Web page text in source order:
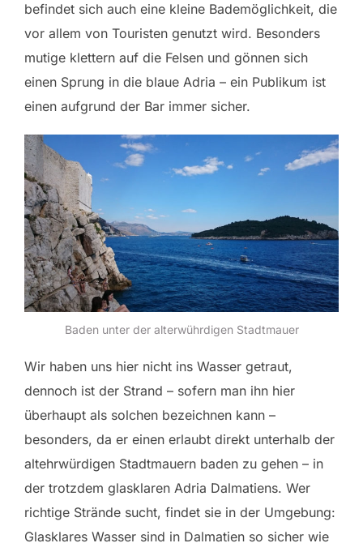
befindet sich auch eine kleine Bademöglichkeit, die
vor allem von Touristen genutzt wird. Besonders
mutige klettern auf die Felsen und gönnen sich
einen Sprung in die blaue Adria – ein Publikum ist
einen aufgrund der Bar immer sicher.
Baden unter der alterwührdigen Stadtmauer
Wir haben uns hier nicht ins Wasser getraut,
dennoch ist der Strand – sofern man ihn hier
überhaupt als solchen bezeichnen kann –
besonders, da er einen erlaubt direkt unterhalb der
altehrwürdigen Stadtmauern baden zu gehen – in
der trotzdem glasklaren Adria Dalmatiens. Wer
richtige Strände sucht, findet sie in der Umgebung:
Glasklares Wasser sind in Dalmatien so sicher wie